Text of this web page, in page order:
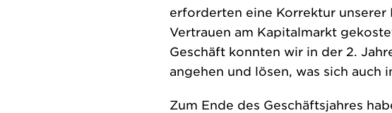
erforderten eine Korrektur unserer
Vertrauen am Kapitalmarkt
Geschäft konnten wir in der 2.
angehen und lösen, was sich
Zum Ende des Geschäftsjahres